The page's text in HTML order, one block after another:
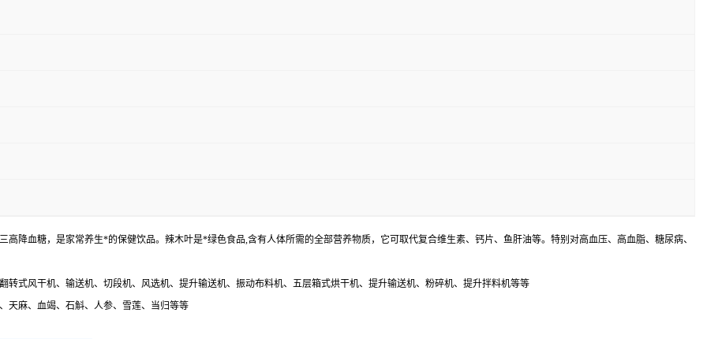
降血糖，是家常养生*的保健饮品。辣木叶是*绿色食品,含有人体所需的全部营养物质，它可取代复合维生素、钙片、鱼肝油等。特别对高血压、高血脂、糖尿病、
转式风干机、输送机、切段机、风选机、提升输送机、振动布料机、五层箱式烘干机、提升输送机、粉碎机、提升拌料机等等
天麻、血竭、石斛、人参、雪莲、当归等等